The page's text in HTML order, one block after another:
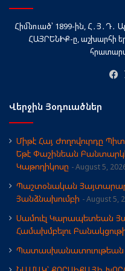
Հիմնուած՝ 1899-ին, Հ․Յ․Դ․
ՀԱՅՐԵՆԻՔ-ը, աշխարհի
Վերջին Յօդուածներ
Միթէ Հայ Ժողովուրդը
Եթէ Փաշինեան
Կաթողիկոսը
August 5,
Պաշտօնական
Յանձնախումբի
August 5,
Սամուէլ Կարապետեան
Համախմբելու
Պատասխանատուութեան